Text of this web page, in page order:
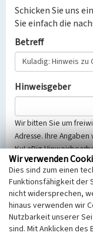
Schicken Sie uns
Sie einfach die
Betreff
Hinweisgeber
Wir bitten Sie um
Adresse. Ihre
KuLaDig-
Selbstverständlich
Telemediengesetzes,
dem 25.05.2018
(EU-DSGVO)
Hinweise zum
Wir verwenden
Dies sind zum einen
Funktionsfähigkeit der
nicht widersprechen,
hinaus verwenden wir
Nutzbarkeit unserer
sind. Mit Anklicken des